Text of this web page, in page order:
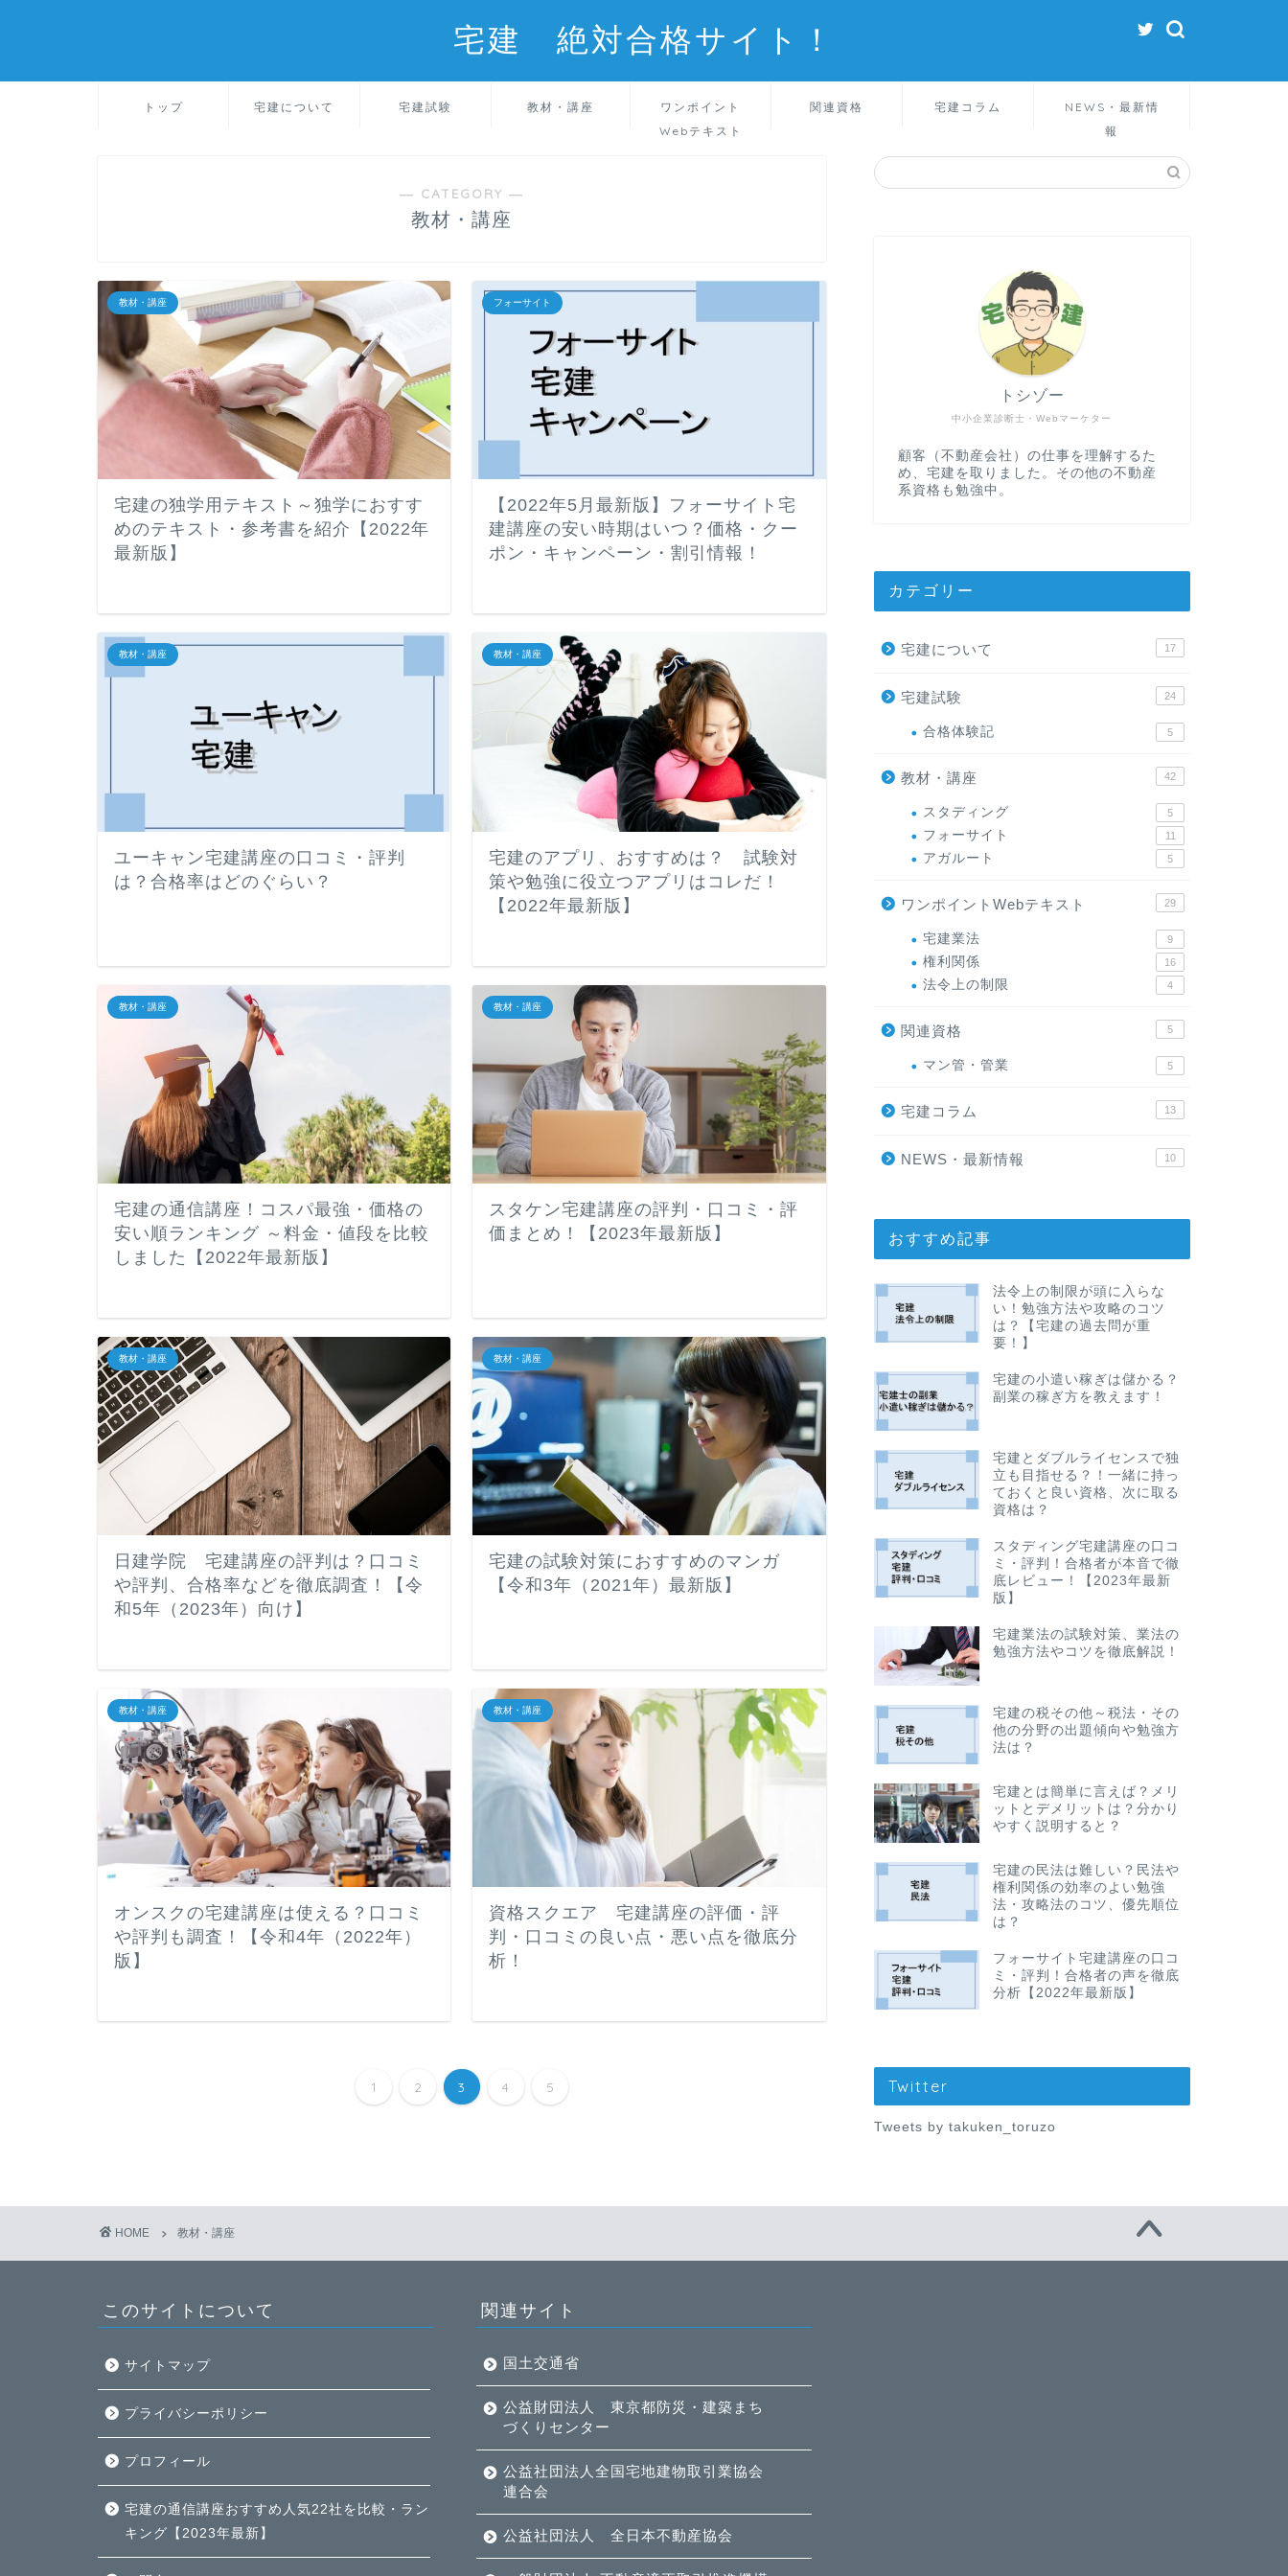
宅建 絶対合格サイト！
トップ 宅建について 宅建試験 教材・講座
ワンポイント
Webテキスト
関連資格 宅建コラム
NEWS・最新情
報
― CATEGORY ―
教材・講座
教材・講座
宅建の独学用テキスト～独学におすす
めのテキスト・参考書を紹介【2022年
最新版】
フォーサイト
【2022年5月最新版】フォーサイト宅
建講座の安い時期はいつ？価格・クー
ポン・キャンペーン・割引情報！
教材・講座
ユーキャン宅建講座の口コミ・評判
は？合格率はどのぐらい？
教材・講座
宅建のアプリ、おすすめは？ 試験対
策や勉強に役立つアプリはコレだ！
【2022年最新版】
教材・講座
宅建の通信講座！コスパ最強・価格の
安い順ランキング ～料金・値段を比較
しました【2022年最新版】
教材・講座
スタケン宅建講座の評判・口コミ・評
価まとめ！【2023年最新版】
教材・講座
日建学院 宅建講座の評判は？口コミ
や評判、合格率などを徹底調査！【令
和5年（2023年）向け】
教材・講座
宅建の試験対策におすすめのマンガ
【令和3年（2021年）最新版】
教材・講座
オンスクの宅建講座は使える？口コミ
や評判も調査！【令和4年（2022年）
版】
教材・講座
資格スクエア 宅建講座の評価・評
判・口コミの良い点・悪い点を徹底分
析！
1 2 3 4 5
中小企業診断士・Webマーケター
トシゾー
顧客（不動産会社）の仕事を理解するた
め、宅建を取りました。その他の不動産
系資格も勉強中。
カテゴリー
宅建について 17
宅建試験 24
合格体験記 5
教材・講座 42
スタディング 5
フォーサイト 11
アガルート 5
ワンポイントWebテキスト 29
宅建業法 9
権利関係 16
法令上の制限 4
関連資格 5
マン管・管業 5
宅建コラム 13
NEWS・最新情報 10
おすすめ記事
法令上の制限が頭に入らな
い！勉強方法や攻略のコツ
は？【宅建の過去問が重
要！】
宅建の小遣い稼ぎは儲かる？
副業の稼ぎ方を教えます！
宅建とダブルライセンスで独
立も目指せる？！一緒に持っ
ておくと良い資格、次に取る
資格は？
スタディング宅建講座の口コ
ミ・評判！合格者が本音で徹
底レビュー！【2023年最新
版】
宅建業法の試験対策、業法の
勉強方法やコツを徹底解説！
宅建の税その他～税法・その
他の分野の出題傾向や勉強方
法は？
宅建とは簡単に言えば？メリ
ットとデメリットは？分かり
やすく説明すると？
宅建の民法は難しい？民法や
権利関係の効率のよい勉強
法・攻略法のコツ、優先順位
は？
フォーサイト宅建講座の口コ
ミ・評判！合格者の声を徹底
分析【2022年最新版】
Twitter
Tweets by takuken_toruzo
HOME 教材・講座
このサイトについて
サイトマップ
プライバシーポリシー
プロフィール
宅建の通信講座おすすめ人気22社を比較・ラン
キング【2023年最新】
関連サイト
国土交通省
公益財団法人 東京都防災・建築まち
づくりセンター
公益社団法人全国宅地建物取引業協会
連合会
公益社団法人 全日本不動産協会